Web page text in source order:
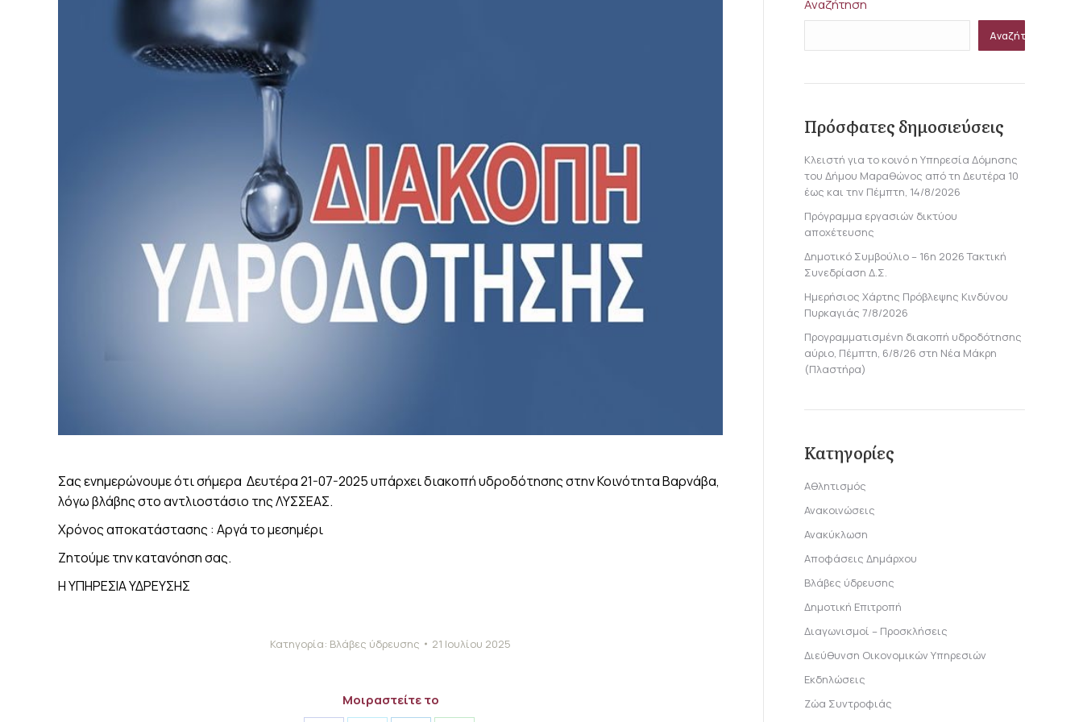
Σας ενημερώνουμε ότι σήμερα Δευτέρα 21-07-2025 υπάρχει διακοπή υδροδότησης στην Κοινότητα Βαρνάβα,
λόγω βλάβης στο αντλιοστάσιο της ΛΥΣΣΕΑΣ.
Χρόνος αποκατάστασης : Αργά το μεσημέρι
Ζητούμε την κατανόηση σας.
Η ΥΠΗΡΕΣΙΑ ΥΔΡΕΥΣΗΣ
Κατηγορία: Βλάβες ύδρευσης 21 Ιουλίου 2025
Μοιραστείτε το
Αναζήτηση
Αναζήτηση
Πρόσφατες δημοσιεύσεις
Κλειστή για το κοινό η Υπηρεσία Δόμησης
του Δήμου Μαραθώνος από τη Δευτέρα 10
έως και την Πέμπτη, 14/8/2026
Πρόγραμμα εργασιών δικτύου
αποχέτευσης
Δημοτικό Συμβούλιο – 16η 2026 Τακτική
Συνεδρίαση Δ.Σ.
Ημερήσιος Χάρτης Πρόβλεψης Κινδύνου
Πυρκαγιάς 7/8/2026
Προγραμματισμένη διακοπή υδροδότησης
αύριο, Πέμπτη, 6/8/26 στη Νέα Μάκρη
(Πλαστήρα)
Κατηγορίες
Αθλητισμός
Ανακοινώσεις
Ανακύκλωση
Αποφάσεις Δημάρχου
Βλάβες ύδρευσης
Δημοτική Επιτροπή
Διαγωνισμοί – Προσκλήσεις
Διεύθυνση Οικονομικών Υπηρεσιών
Εκδηλώσεις
Ζώα Συντροφιάς